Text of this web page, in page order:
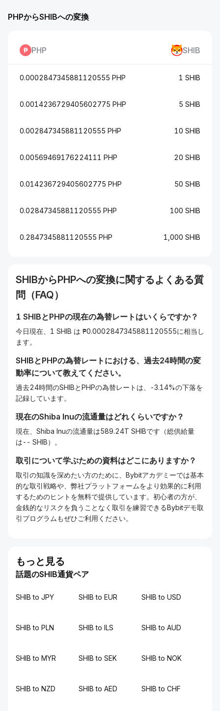
PHPからSHIBへの変換
PHP SHIB
0.0002847345881120555 PHP 1 SHIB
0.0014236729405602775 PHP 5 SHIB
0.002847345881120555 PHP 10 SHIB
0.00569469176224111 PHP 20 SHIB
0.014236729405602775 PHP 50 SHIB
0.02847345881120555 PHP 100 SHIB
0.2847345881120555 PHP 1,000 SHIB
SHIBからPHPへの変換に関するよくある質
問（FAQ）
1 SHIBとPHPの現在の為替レートはいくらですか？
今日現在、1 SHIB は ₱0.0002847345881120555に相当し
ます。
SHIBとPHPの為替レートにおける、過去24時間の変
動率について教えてください。
過去24時間のSHIBとPHPの為替レートは、-3.14%の下落を
記録しています。
現在のShiba Inuの流通量はどれくらいですか？
現在、Shiba Inuの流通量は589.24T SHIBです（総供給量
は-- SHIB）。
取引について学ぶための資料はどこにありますか？
取引の知識を深めたい方のために、Bybitアカデミーでは基本
的な取引戦略や、弊社プラットフォームをより効果的に利用
するためのヒントを無料で提供しています。初心者の方が、
金銭的なリスクを負うことなく取引を練習できるBybitデモ取
引プログラムもぜひご利用ください。
もっと見る
話題のSHIB通貨ペア
SHIB to JPY SHIB to EUR SHIB to USD
SHIB to PLN SHIB to ILS SHIB to AUD
SHIB to MYR SHIB to SEK SHIB to NOK
SHIB to NZD SHIB to AED SHIB to CHF